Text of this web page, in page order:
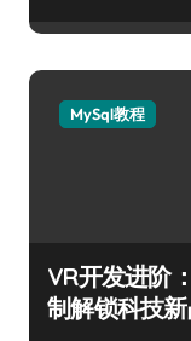
MySql教程
VR开发进阶
制解锁科技